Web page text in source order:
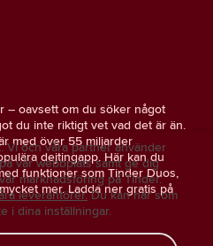
– oavsett om du söker något
du inte riktigt vet vad det är än.
med över 55 miljarder
dejtingapp. Här kan du
funktioner som Tinder Duos,
mer. Ladda ner gratis på
Vi och våra partner använder
vår webbplats samt ge dig
marknadsföring på Tinder.
leverantörer. Du kan när som
i dina inställningar.